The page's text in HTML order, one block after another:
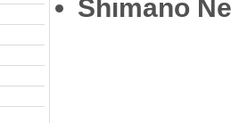
Shimano